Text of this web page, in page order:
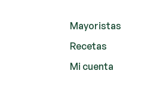
Mayoristas
Recetas
Mi cuenta